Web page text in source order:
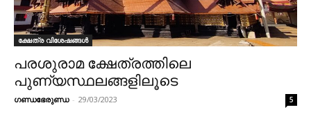
ക്ഷേത്ര വിശേഷങ്ങൾ
പരശുരാമ ക്ഷേത്രത്തിലെ
പുണ്യസ്ഥലങ്ങളിലൂടെ
ഗണ്ഡഭേരുണ്ഡ - 29/03/2023 5